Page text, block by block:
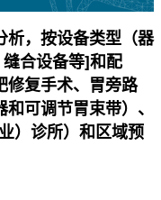
析，按设备类型（器
合设备等]和配
修复手术、胃旁路
可调节胃束带）、
）诊所）和区域预